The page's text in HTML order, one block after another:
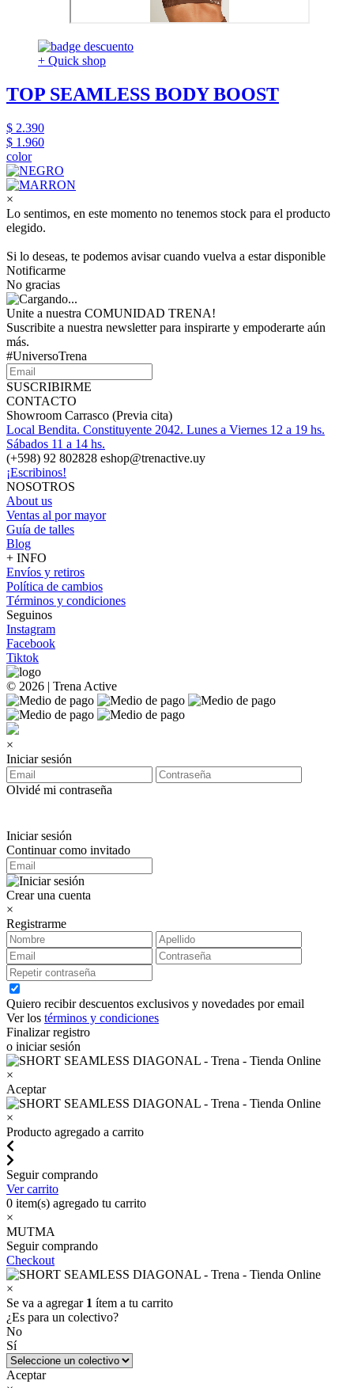
+ Quick shop
TOP SEAMLESS BODY BOOST
$ 2.390
$ 1.960
color
×
Lo sentimos, en este momento no tenemos stock para el producto
elegido.
Si lo deseas, te podemos avisar cuando vuelva a estar disponible
Notificarme
No gracias
Unite a nuestra COMUNIDAD TRENA!
Suscribite a nuestra newsletter para inspirarte y empoderarte aún
más.
#UniversoTrena
SUSCRIBIRME
CONTACTO
Showroom Carrasco (Previa cita)
Local Bendita. Constituyente 2042. Lunes a Viernes 12 a 19 hs.
Sábados 11 a 14 hs.
(+598) 92 802828 eshop@trenactive.uy
¡Escribinos!
NOSOTROS
About us
Ventas al por mayor
Guía de talles
Blog
+ INFO
Envíos y retiros
Política de cambios
Términos y condiciones
Seguinos
Instagram
Facebook
Tiktok
© 2026 | Trena Active
×
Iniciar sesión
Olvidé mi contraseña
Iniciar sesión
Continuar como invitado
Crear una cuenta
×
Registrarme
Quiero recibir descuentos exclusivos y novedades por email
Ver los términos y condiciones
Finalizar registro
o iniciar sesión
×
Aceptar
×
Producto agregado a carrito
Seguir comprando
Ver carrito
0 item(s) agregado tu carrito
×
MUTMA
Seguir comprando
Checkout
×
Se va a agregar 1 ítem a tu carrito
¿Es para un colectivo?
No
Sí
Aceptar